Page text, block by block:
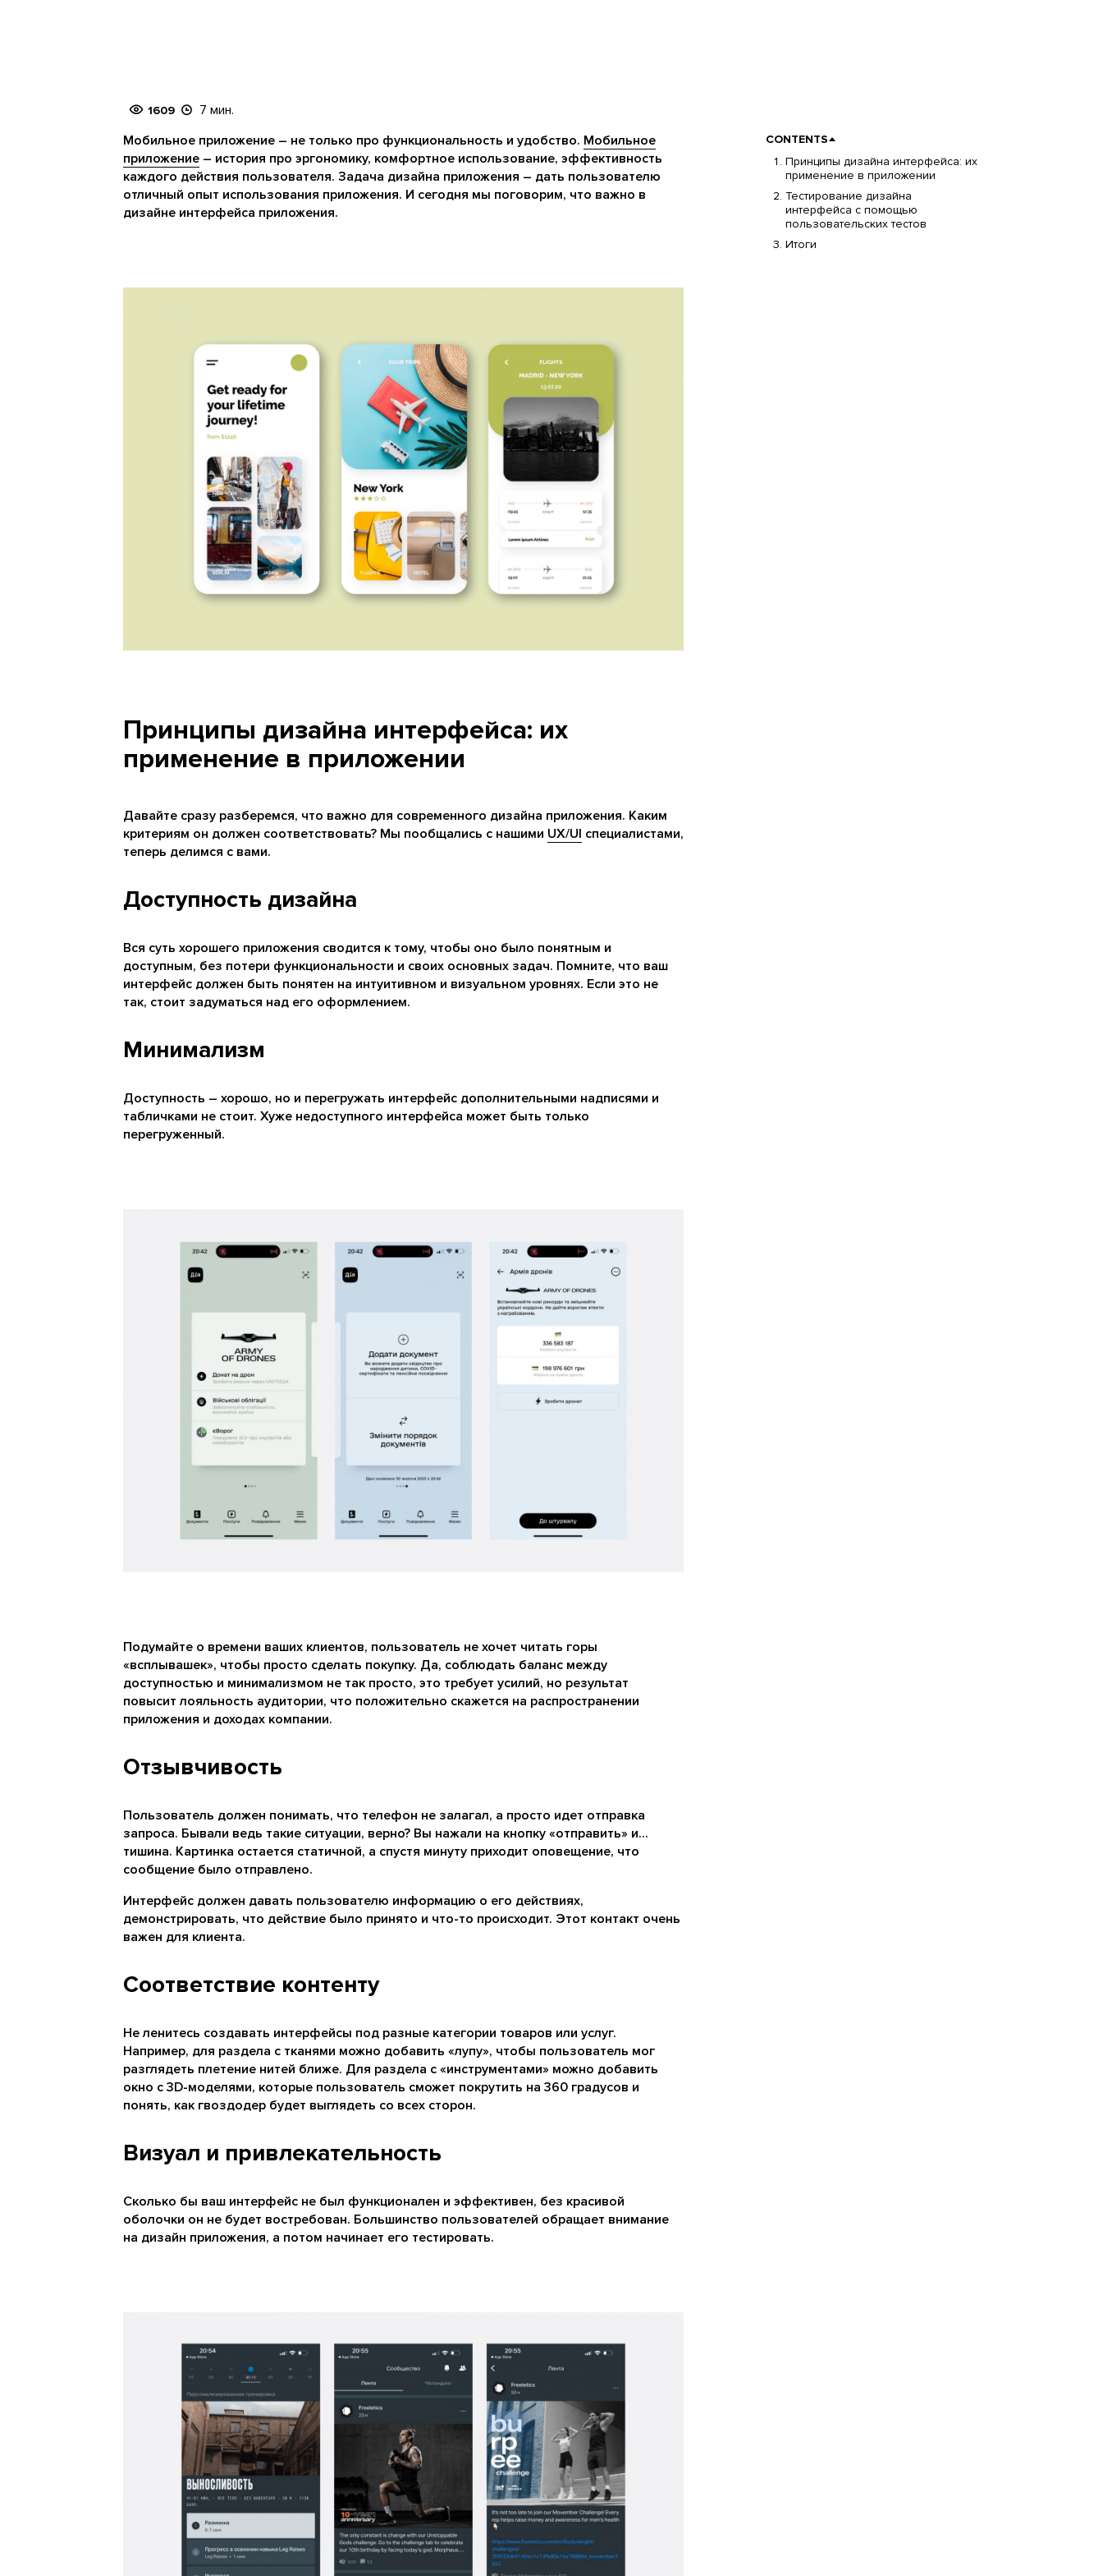
1609 7 мин.
CONTENTS
Принципы дизайна интерфейса: их
применение в приложении
Тестирование дизайна
интерфейса с помощью
пользовательских тестов
Итоги
Мобильное приложение – не только про функциональность и удобство. Мобильное
приложение – история про эргономику, комфортное использование, эффективность
каждого действия пользователя. Задача дизайна приложения – дать пользователю
отличный опыт использования приложения. И сегодня мы поговорим, что важно в
дизайне интерфейса приложения.
Принципы дизайна интерфейса: их
применение в приложении
Давайте сразу разберемся, что важно для современного дизайна приложения. Каким
критериям он должен соответствовать? Мы пообщались с нашими UX/UI специалистами,
теперь делимся с вами.
Доступность дизайна
Вся суть хорошего приложения сводится к тому, чтобы оно было понятным и
доступным, без потери функциональности и своих основных задач. Помните, что ваш
интерфейс должен быть понятен на интуитивном и визуальном уровнях. Если это не
так, стоит задуматься над его оформлением.
Минимализм
Доступность – хорошо, но и перегружать интерфейс дополнительными надписями и
табличками не стоит. Хуже недоступного интерфейса может быть только
перегруженный.
Подумайте о времени ваших клиентов, пользователь не хочет читать горы
«всплывашек», чтобы просто сделать покупку. Да, соблюдать баланс между
доступностью и минимализмом не так просто, это требует усилий, но результат
повысит лояльность аудитории, что положительно скажется на распространении
приложения и доходах компании.
Отзывчивость
Пользователь должен понимать, что телефон не залагал, а просто идет отправка
запроса. Бывали ведь такие ситуации, верно? Вы нажали на кнопку «отправить» и...
тишина. Картинка остается статичной, а спустя минуту приходит оповещение, что
сообщение было отправлено.
Интерфейс должен давать пользователю информацию о его действиях,
демонстрировать, что действие было принято и что-то происходит. Этот контакт очень
важен для клиента.
Соответствие контенту
Не ленитесь создавать интерфейсы под разные категории товаров или услуг.
Например, для раздела с тканями можно добавить «лупу», чтобы пользователь мог
разглядеть плетение нитей ближе. Для раздела с «инструментами» можно добавить
окно с 3D-моделями, которые пользователь сможет покрутить на 360 градусов и
понять, как гвоздодер будет выглядеть со всех сторон.
Визуал и привлекательность
Сколько бы ваш интерфейс не был функционален и эффективен, без красивой
оболочки он не будет востребован. Большинство пользователей обращает внимание
на дизайн приложения, а потом начинает его тестировать.